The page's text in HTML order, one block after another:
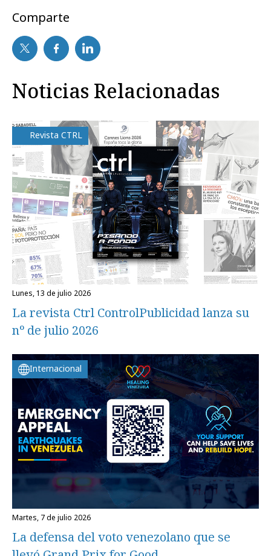
Comparte
Noticias Relacionadas
Revista CTRL
lunes, 13 de julio 2026
La revista Ctrl ControlPublicidad lanza su
nº de julio 2026
Internacional
martes, 7 de julio 2026
La defensa del voto venezolano que se